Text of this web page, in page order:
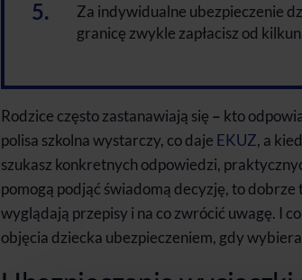
Za indywidualne ubezpieczenie
granicę zwykle zapłacisz od
Rodzice często zastanawiają się – kto
polisa szkolna wystarczy, co daje EKUZ, a
szukasz konkretnych odpowiedzi,
pomogą podjąć świadomą decyzję, to
wyglądają przepisy i na co zwrócić uwagę. I
objęcia dziecka ubezpieczeniem, gdy